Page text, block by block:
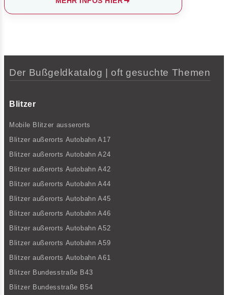
Der Bußgeldkatalog | oft gesuchte Themen
Blitzer
Mobile Blitzer ausserorts
Blitzer außerorts Autobahn A17
Blitzer außerorts Autobahn A24
Blitzer außerorts Autobahn A42
Blitzer außerorts Autobahn A44
Blitzer außerorts Autobahn A45
Blitzer außerorts Autobahn A46
Blitzer außerorts Autobahn A52
Blitzer außerorts Autobahn A59
Blitzer außerorts Autobahn A61
Blitzer Bundesstraße B43
Blitzer Bundesstraße B54